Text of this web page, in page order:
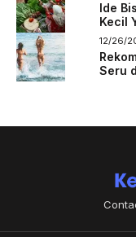
Ide
Kecil
12/26/
Seru